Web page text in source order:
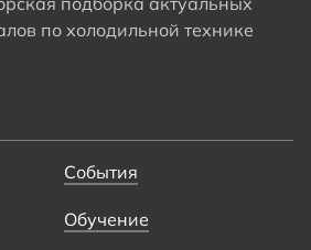
по холодильной технике
События
Обучение